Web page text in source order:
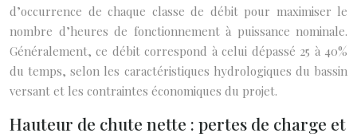
d’occurrence de chaque classe de débit pour maximiser le
nombre d’heures de fonctionnement à puissance nominale.
Généralement, ce débit correspond à celui dépassé 25 à 40%
du temps, selon les caractéristiques hydrologiques du bassin
versant et les contraintes économiques du projet.
Hauteur de chute nette : pertes de charge et